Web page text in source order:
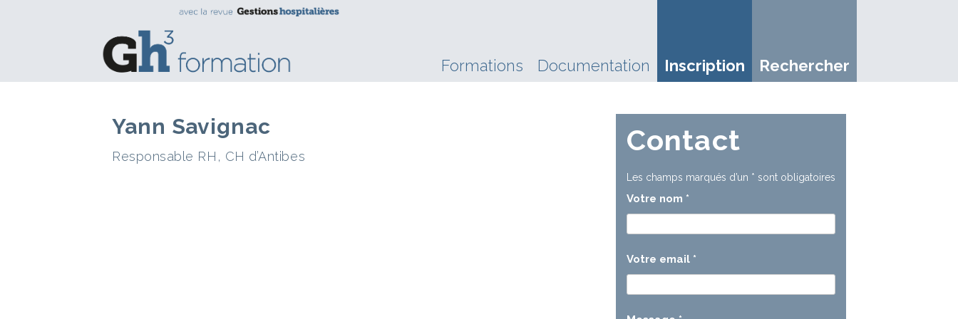
Formations Documentation Inscription Rechercher
Yann Savignac
Responsable RH, CH d’Antibes Contact
Les champs marqués d’un * sont obligatoires
Votre nom *
Votre email *